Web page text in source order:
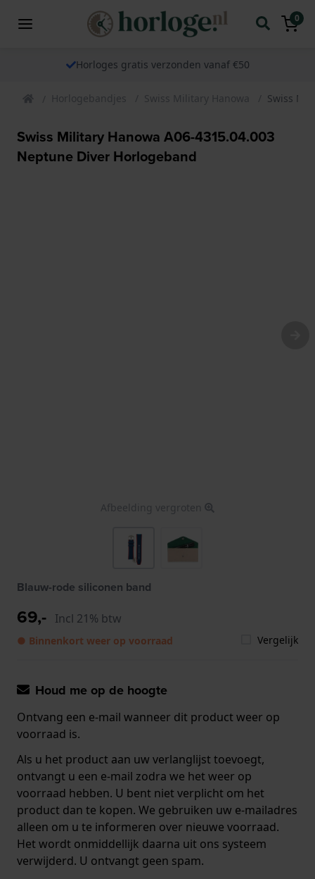
0
Horloges gratis verzonden vanaf €50
Horlogebandjes Swiss Military Hanowa Swiss
Swiss Military Hanowa A06-4315.04.003
Neptune Diver Horlogeband
Afbeelding vergroten
Blauw-rode siliconen band
69,- Incl 21% btw
● Binnenkort weer op voorraad Vergelijk
Houd me op de hoogte
Ontvang een e-mail wanneer dit product weer op
voorraad is.
Als u het product aan uw verlanglijst toevoegt,
ontvangt u een e-mail zodra we het weer op
voorraad hebben. U bent niet verplicht om het
product dan te kopen. We gebruiken uw e-mailadres
alleen om u te informeren over nieuwe voorraad.
Het wordt onmiddellijk daarna uit ons systeem
verwijderd. U ontvangt geen spam.